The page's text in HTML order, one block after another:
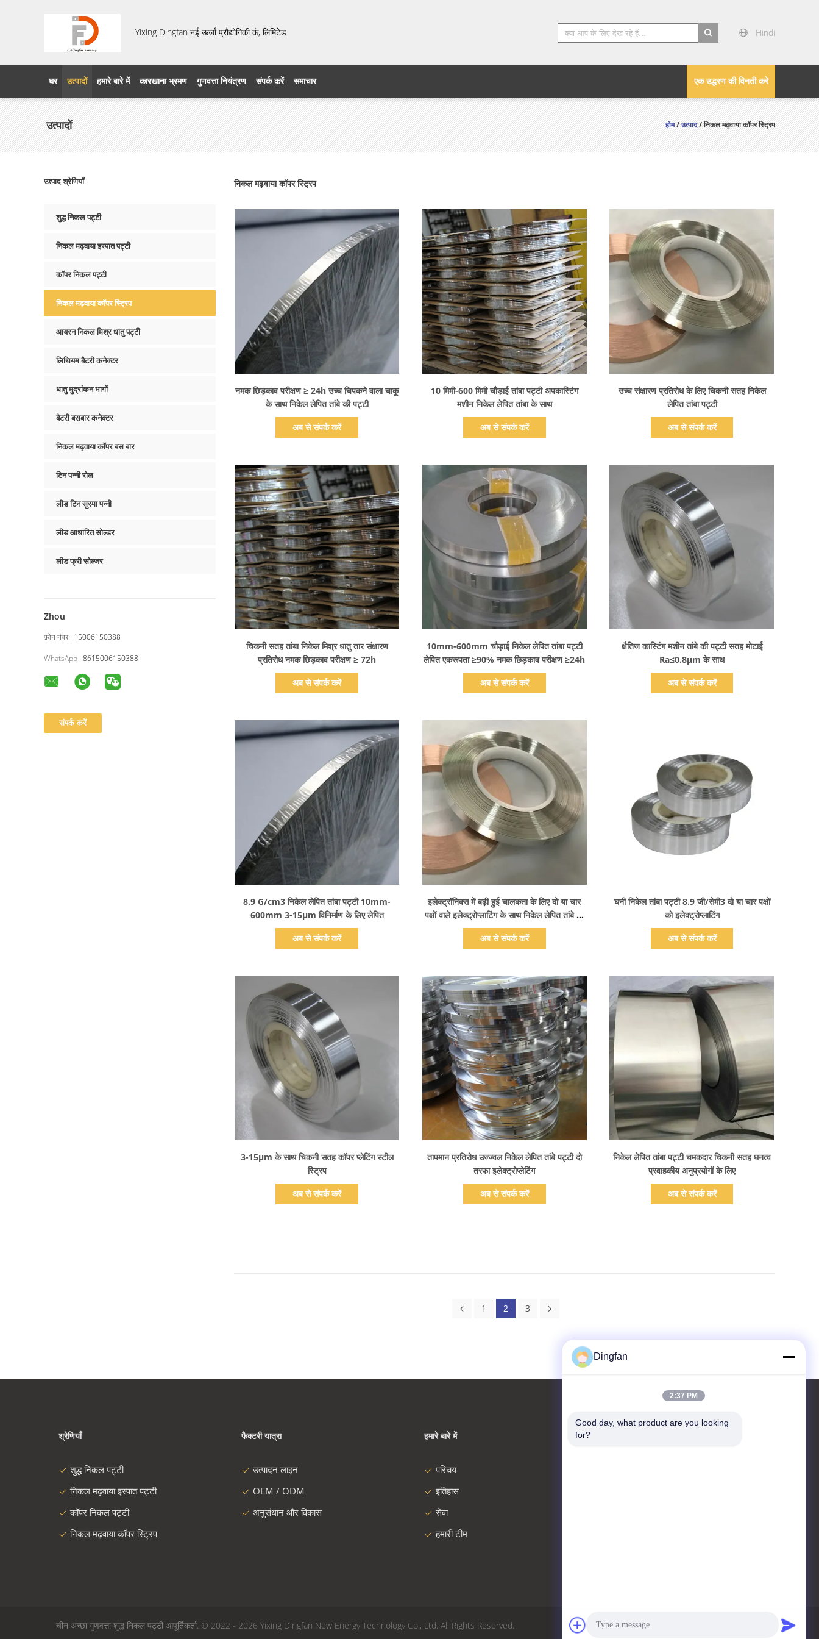
Yixing Dingfan नई ऊर्जा प्रौद्योगिकी कं, लिमिटेड
Hindi
एक उद्धरण की विनती करे
घर उत्पादों हमारे बारे में कारखाना भ्रमण गुणवत्ता नियंत्रण संपर्क करें समाचार
उत्पादों होम/उत्पाद/ निकल मढ़वाया कॉपर स्ट्रिप
उत्पाद श्रेणियाँ
शुद्ध निकल पट्टी
निकल मढ़वाया इस्पात पट्टी
कॉपर निकल पट्टी
निकल मढ़वाया कॉपर स्ट्रिप
आयरन निकल मिश्र धातु पट्टी
लिथियम बैटरी कनेक्टर
धातु मुद्रांकन भागों
बैटरी बसबार कनेक्टर
निकल मढ़वाया कॉपर बस बार
टिन पन्नी रोल
लीड टिन सुरमा पन्नी
लीड आधारित सोल्डर
लीड फ्री सोल्जर
Zhou
फ़ोन नंबर : 15006150388
WhatsApp : 8615006150388
निकल मढ़वाया कॉपर स्ट्रिप
प्रदर्शन का विवरण
नमक छिड़काव परीक्षण ≥ 24h उच्च चिपकने वाला चाकू
के साथ निकेल लेपित तांबे की पट्टी
अब से संपर्क करें
प्रदर्शन का विवरण
10 मिमी-600 मिमी चौड़ाई तांबा पट्टी अपकास्टिंग
मशीन निकेल लेपित तांबा के साथ
अब से संपर्क करें
प्रदर्शन का विवरण
उच्च संक्षारण प्रतिरोध के लिए चिकनी सतह निकेल
लेपित तांबा पट्टी
अब से संपर्क करें
प्रदर्शन का विवरण
चिकनी सतह तांबा निकेल मिश्र धातु तार संक्षारण
प्रतिरोध नमक छिड़काव परीक्षण ≥ 72h
अब से संपर्क करें
प्रदर्शन का विवरण
10mm-600mm चौड़ाई निकेल लेपित तांबा पट्टी
लेपित एकरूपता ≥90% नमक छिड़काव परीक्षण ≥24h
अब से संपर्क करें
प्रदर्शन का विवरण
क्षैतिज कास्टिंग मशीन तांबे की पट्टी सतह मोटाई
Ra≤0.8μm के साथ
अब से संपर्क करें
प्रदर्शन का विवरण
8.9 G/cm3 निकेल लेपित तांबा पट्टी 10mm-
600mm 3-15μm विनिर्माण के लिए लेपित
अब से संपर्क करें
प्रदर्शन का विवरण
इलेक्ट्रॉनिक्स में बढ़ी हुई चालकता के लिए दो या चार
पक्षों वाले इलेक्ट्रोप्लाटिंग के साथ निकेल लेपित तांबे की
पट्टी
अब से संपर्क करें
प्रदर्शन का विवरण
घनी निकेल तांबा पट्टी 8.9 जी/सेमी3 दो या चार पक्षों
को इलेक्ट्रोप्लाटिंग
अब से संपर्क करें
प्रदर्शन का विवरण
3-15μm के साथ चिकनी सतह कॉपर प्लेटिंग स्टील
स्ट्रिप
अब से संपर्क करें
प्रदर्शन का विवरण
तापमान प्रतिरोध उज्ज्वल निकेल लेपित तांबे पट्टी दो
तरफा इलेक्ट्रोप्लेटिंग
अब से संपर्क करें
प्रदर्शन का विवरण
निकेल लेपित तांबा पट्टी चमकदार चिकनी सतह घनत्व
प्रवाहकीय अनुप्रयोगों के लिए
अब से संपर्क करें
1 2 3
श्रेणियाँ
शुद्ध निकल पट्टी
निकल मढ़वाया इस्पात पट्टी
कॉपर निकल पट्टी
निकल मढ़वाया कॉपर स्ट्रिप
फैक्टरी यात्रा
उत्पादन लाइन
OEM / ODM
अनुसंधान और विकास
हमारे बारे में
परिचय
इतिहास
सेवा
हमारी टीम
गोपनीयता नीति
चीन अच्छा गुणवत्ता शुद्ध निकल पट्टी आपूर्तिकर्ता. © 2022 - 2026 Yixing Dingfan New Energy Technology Co., Ltd. All Rights Reserved.
Dingfan
2:37 PM
Good day, what product are you looking
for?